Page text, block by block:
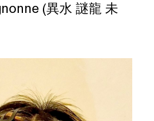
(異水 謎龍 未